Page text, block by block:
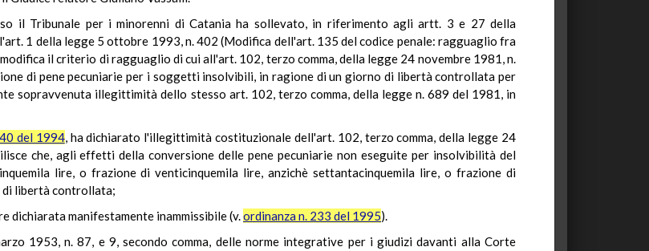
il Tribunale per i minorenni di Catania ha sollevato, in riferimento agli artt. 3 e 27 della
1 della legge 5 ottobre 1993, n. 402 (Modifica dell'art. 135 del codice penale: ragguaglio fra
il criterio di ragguaglio di cui all'art. 102, terzo comma, della legge 24 novembre 1981, n.
di pene pecuniarie per i soggetti insolvibili, in ragione di un giorno di libertà controllata per
sopravvenuta illegittimità dello stesso art. 102, terzo comma, della legge n. 689 del 1981, in
del 1994, ha dichiarato l'illegittimità costituzionale dell'art. 102, terzo comma, della legge 24
che, agli effetti della conversione delle pene pecuniarie non eseguite per insolvibilità del
lire, o frazione di venticinquemila lire, anzichè settantacinquemila lire, o frazione di
di libertà controllata;
dichiarata manifestamente inammissibile (v.ordinanza n. 233 del 1995).
1953, n. 87, e 9, secondo comma, delle norme integrative per i giudizi davanti alla Corte